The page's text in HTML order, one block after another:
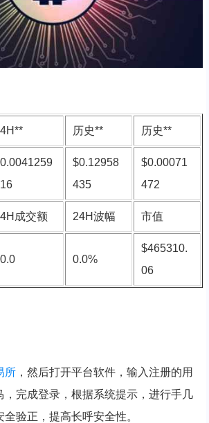
历史** 历史**
$0.12958
435
$0.00071
472
成交额 24H波幅 市值
0.0%
$465310.
06
所，然后打开平台软件，输入注册的用
，完成登录，根据系统提示，进行手几
验正，提高长呼安全性。